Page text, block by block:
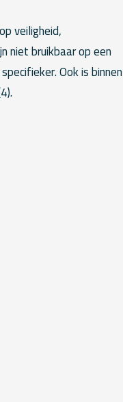
veiligheid,
niet bruikbaar op een
Ook is binnen